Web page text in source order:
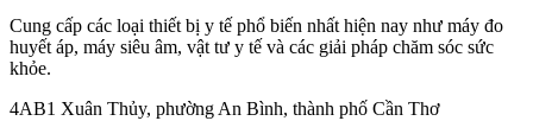
Cung cấp các loại thiết bị y tế phổ biến nhất hiện nay như máy đo
huyết áp, máy siêu âm, vật tư y tế và các giải pháp chăm sóc sức
khỏe.
4AB1 Xuân Thủy, phường An Bình, thành phố Cần Thơ